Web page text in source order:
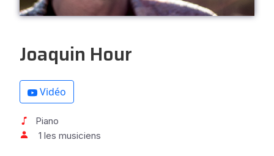
Joaquin Hour
Vidéo
Piano
1 les musiciens